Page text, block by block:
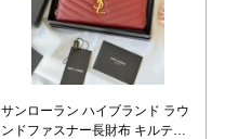
サンローラン ハイブランド ラウ
ンドファスナー長財布 キルティ